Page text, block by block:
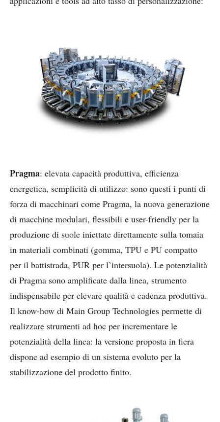
Pragma: elevata capacità produttiva, efficienza
energetica, semplicità di utilizzo: sono questi i punti di
forza di macchinari come Pragma, la nuova generazione
di macchine modulari, flessibili e user-friendly per la
produzione di suole iniettate direttamente sulla tomaia
in materiali combinati (gomma, TPU e PU compatto
per il battistrada, PUR per l’intersuola). Le potenzialità
di Pragma sono amplificate dalla linea, strumento
indispensabile per elevare qualità e cadenza produttiva.
Il know-how di Main Group Technologies permette di
realizzare strumenti ad hoc per incrementare le
potenzialità della linea: la versione proposta in fiera
dispone ad esempio di un sistema evoluto per la
stabilizzazione del prodotto finito.